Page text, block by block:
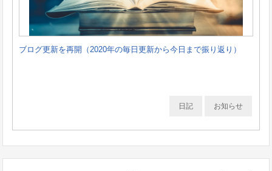
ブログ更新を再開（2020年の毎日更新から今日まで振り返り）
お知らせ
日記